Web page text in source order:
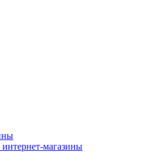
магазины